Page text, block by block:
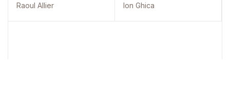
Raoul Allier Ion Ghica